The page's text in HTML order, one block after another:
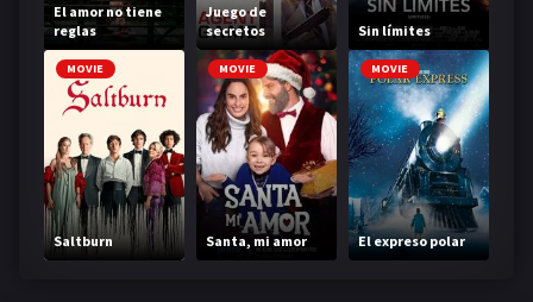
El amor no tiene
reglas
Juego de
secretos
Sin límites
MOVIE
Saltburn
MOVIE
Santa, mi amor
MOVIE
El expreso polar